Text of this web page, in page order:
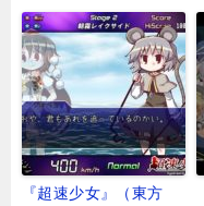
『超速少女』（東方